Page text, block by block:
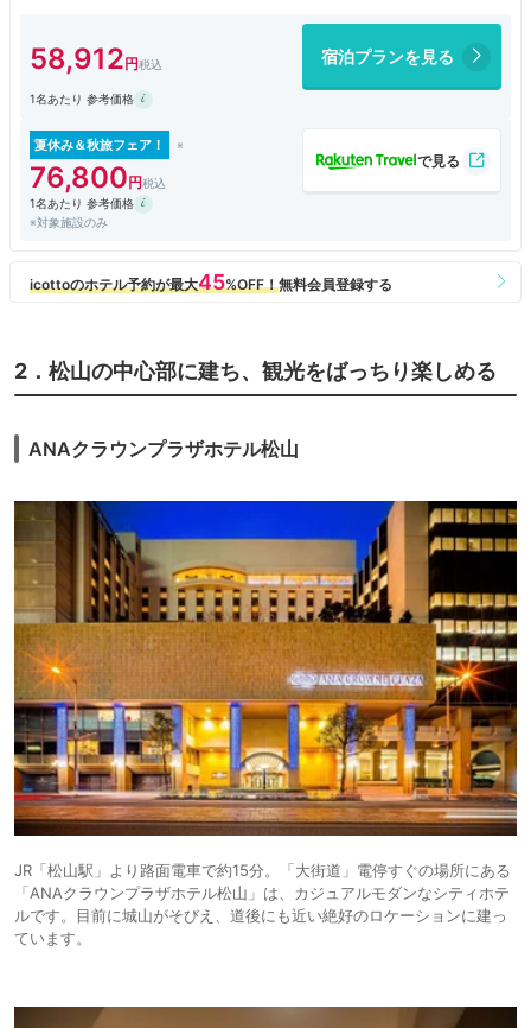
58,912 宿泊プランを見る
1名あたり 参考価格
夏休み＆秋旅フェア！
76,800
1名あたり 参考価格
※対象施設のみ
2．松山の中心部に建ち、観光をばっちり楽しめる
ANAクラウンプラザホテル松山
JR「松山駅」より路面電車で約15分。「大街道」電停すぐの場所にある
「ANAクラウンプラザホテル松山」は、カジュアルモダンなシティホテ
ルです。目前に城山がそびえ、道後にも近い絶好のロケーションに建っ
ています。